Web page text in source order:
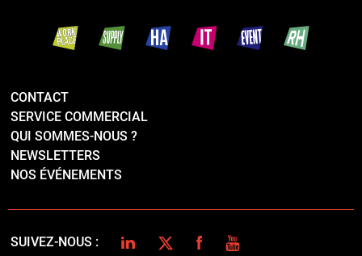
CONTACT
SERVICE COMMERCIAL
QUI SOMMES-NOUS ?
NEWSLETTERS
NOS ÉVÉNEMENTS
SUIVEZ-NOUS : LINKEDINTWITTERFACEBOOK
YOUTUBE